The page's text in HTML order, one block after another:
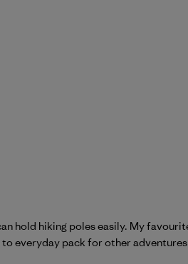
hold hiking poles easily. My
everyday pack for other